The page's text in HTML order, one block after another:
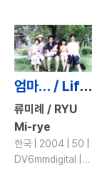
엄마… / Life Goes on
류미례 / RYU
Mi-rye
한국 | 2004 | 50 |
DV6mmdigital |